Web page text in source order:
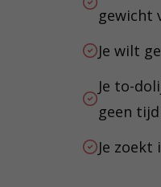
gewicht
Je wilt
Je to-
geen
Je